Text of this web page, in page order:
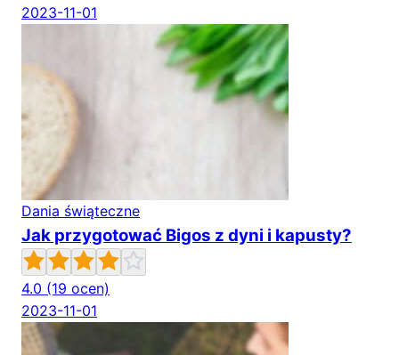
2023-11-01
Dania świąteczne
Jak przygotować Bigos z dyni i kapusty?
4.0 (19 ocen)
2023-11-01